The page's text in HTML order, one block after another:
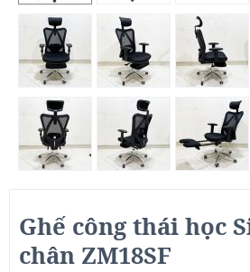
Ghế công thái học
chân ZM18SF